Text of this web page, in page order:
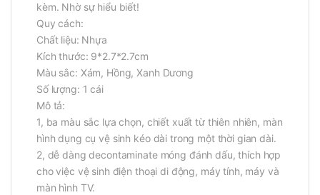
kèm. Nhờ sự hiểu biết!
Quy cách:
Chất liệu: Nhựa
Kích thước: 9*2.7*2.7cm
Màu sắc: Xám, Hồng, Xanh Dương
Số lượng: 1 cái
Mô tả:
1, ba màu sắc lựa chọn, chiết xuất từ thiên nhiên, màn
hình dụng cụ vệ sinh kéo dài trong một thời gian dài.
2, dễ dàng decontaminate móng đánh dấu, thích hợp
cho việc vệ sinh điện thoại di động, máy tính, máy và
màn hình TV.